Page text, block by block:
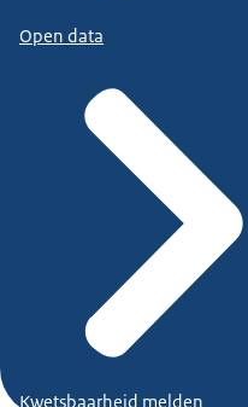
Open data